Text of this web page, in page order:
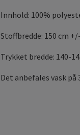
Innhold: 100%
Stoffbredde: 150 cm
Trykket bredde: 140-
Det anbefales vask